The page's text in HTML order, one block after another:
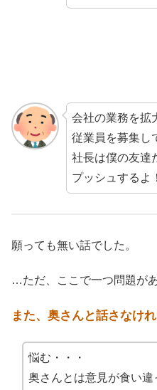
会社の業務を拡
従業員を募集し
社長は僕の友達
プッシュするよ！
願っても無い話でした。
…ただ、ここで一つ問題があ
また、奥さんと話さなけれ
悩む・・・
奥さんとは意見が食い違